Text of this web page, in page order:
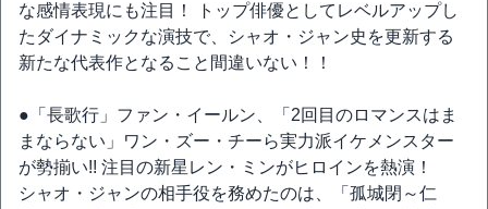
な感情表現にも注目！ トップ俳優としてレベルアップし
たダイナミックな演技で、シャオ・ジャン史を更新する
新たな代表作となること間違いない！！
●「長歌行」ファン・イールン、「2回目のロマンスはま
まならない」ワン・ズー・チーら実力派イケメンスター
が勢揃い!! 注目の新星レン・ミンがヒロインを熱演！
シャオ・ジャンの相手役を務めたのは、「孤城閉～仁